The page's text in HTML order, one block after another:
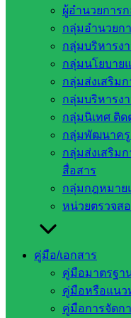
ผู้อำนวยการ
กลุ่มอำนวยก
กลุ่มบริหารง
กลุ่มนโยบาย
กลุ่มส่งเสริม
กลุ่มบริหารง
กลุ่มนิเทศ ติด
กลุ่มพัฒนาครู
กลุ่มส่งเสริม
สื่อสาร
กลุ่มกฎหมาย
หน่วยตรวจส
คู่มือ/เอกสาร
คู่มือมาตรฐา
คู่มือหรือแนว
คู่มือการจัดกา